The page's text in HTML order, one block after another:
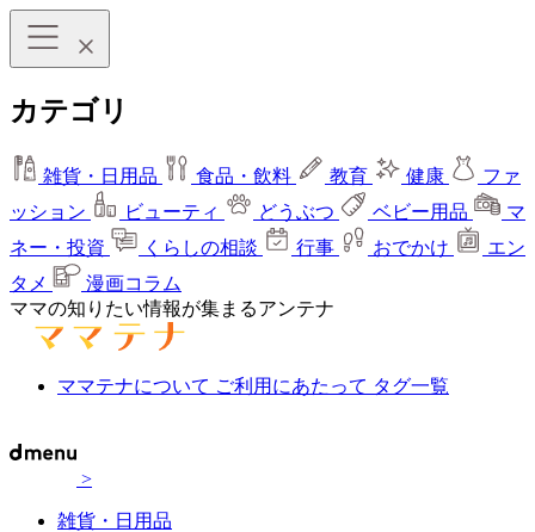
カテゴリ
雑貨・日用品 食品・飲料 教育 健康
ファ
ッション
ビューティ どうぶつ ベビー用品
マ
ネー・投資
くらしの相談 行事 おでかけ
エン
タメ
漫画コラム
ママの知りたい情報が集まるアンテナ
ママテナについて ご利用にあたって タグ一覧
>
雑貨・日用品